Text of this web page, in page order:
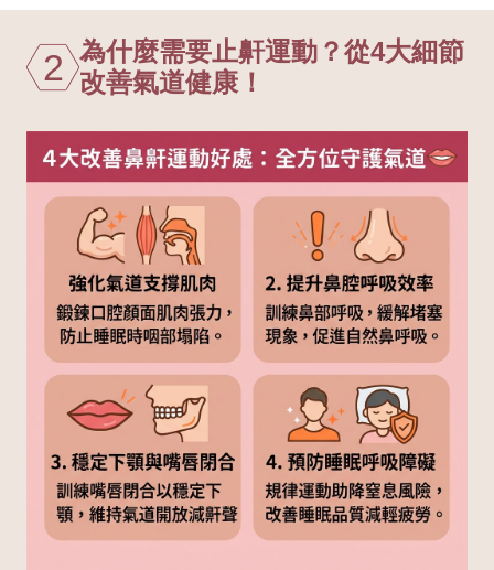
2 為什麼需要止鼾運動？從4大細節
改善氣道健康！